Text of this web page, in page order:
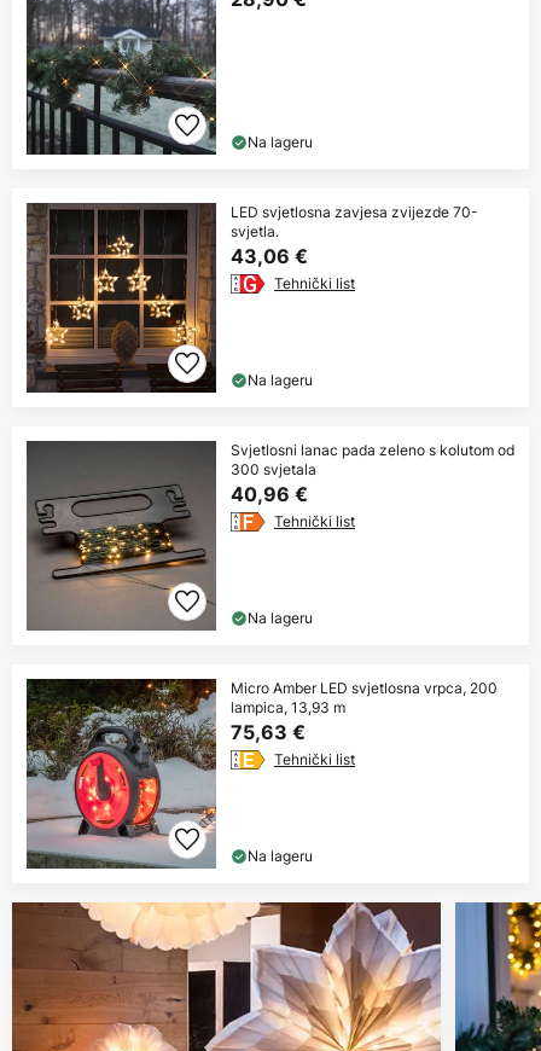
Na lageru
LED svjetlosna zavjesa zvijezde 70-
svjetla.
43,06 €
Tehnički list
Na lageru
Svjetlosni lanac pada zeleno s kolutom od
300 svjetala
40,96 €
Tehnički list
Na lageru
Micro Amber LED svjetlosna vrpca, 200
lampica, 13,93 m
75,63 €
Tehnički list
Na lageru